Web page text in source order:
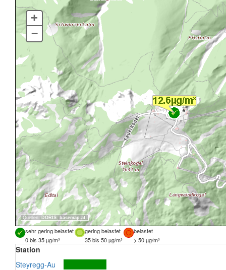
Quellen: DORIS, basemap.at
+
–
sehr gering belastet gering belastet
belastet
0 bis 35 µg/m³
35 bis 50 µg/m³ > 50 µg/m³
Station
Steyregg-Au